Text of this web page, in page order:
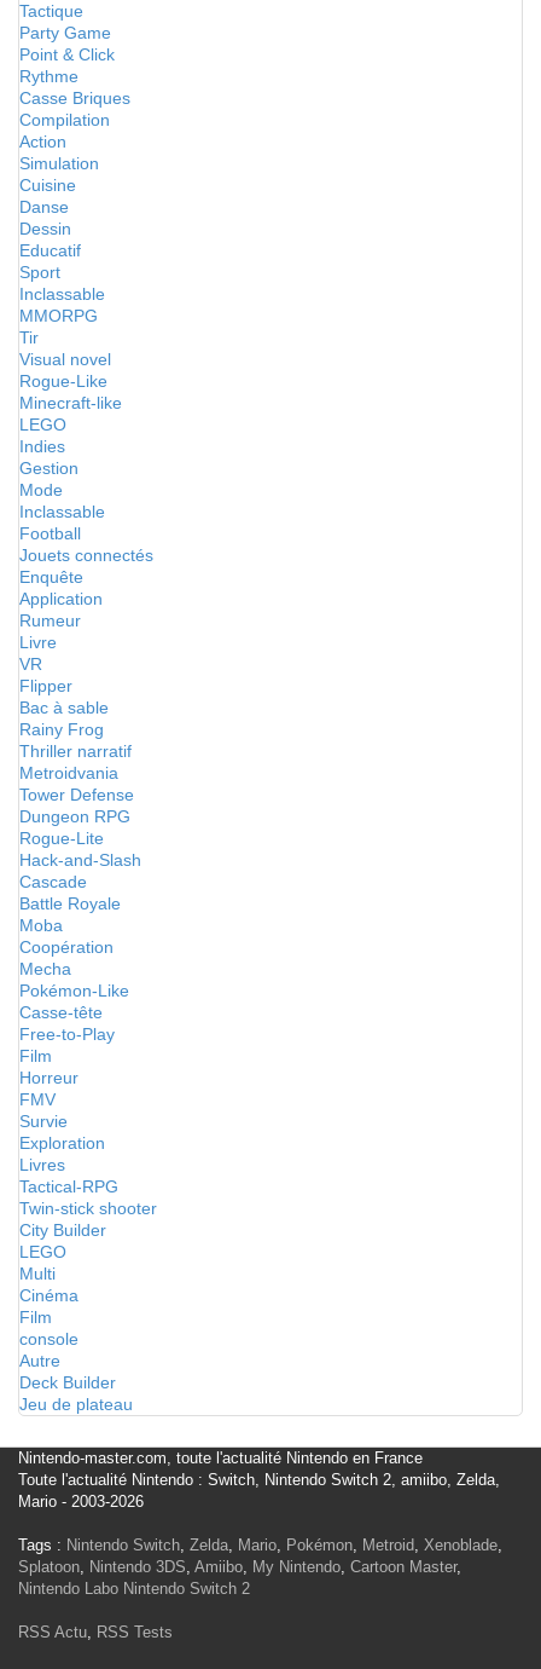
Tactique
Party Game
Point & Click
Rythme
Casse Briques
Compilation
Action
Simulation
Cuisine
Danse
Dessin
Educatif
Sport
Inclassable
MMORPG
Tir
Visual novel
Rogue-Like
Minecraft-like
LEGO
Indies
Gestion
Mode
Inclassable
Football
Jouets connectés
Enquête
Application
Rumeur
Livre
VR
Flipper
Bac à sable
Rainy Frog
Thriller narratif
Metroidvania
Tower Defense
Dungeon RPG
Rogue-Lite
Hack-and-Slash
Cascade
Battle Royale
Moba
Coopération
Mecha
Pokémon-Like
Casse-tête
Free-to-Play
Film
Horreur
FMV
Survie
Exploration
Livres
Tactical-RPG
Twin-stick shooter
City Builder
LEGO
Multi
Cinéma
Film
console
Autre
Deck Builder
Jeu de plateau
Nintendo-master.com, toute l'actualité Nintendo en France
Toute l'actualité Nintendo : Switch, Nintendo Switch 2, amiibo, Zelda,
Mario - 2003-2026
Tags : Nintendo Switch, Zelda, Mario, Pokémon, Metroid, Xenoblade,
Splatoon, Nintendo 3DS, Amiibo, My Nintendo, Cartoon Master,
Nintendo Labo Nintendo Switch 2
RSS Actu, RSS Tests